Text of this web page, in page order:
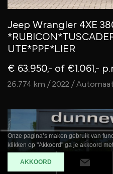
Jeep Wrangler 4XE
UTE*PPF*LIER
€ 63.950,- of €1.061,-
26.774 km / 2022 /
Onze pagina’s maken gebruik van
klikken op "Akkoord" ga je akkoord
AKKOORD